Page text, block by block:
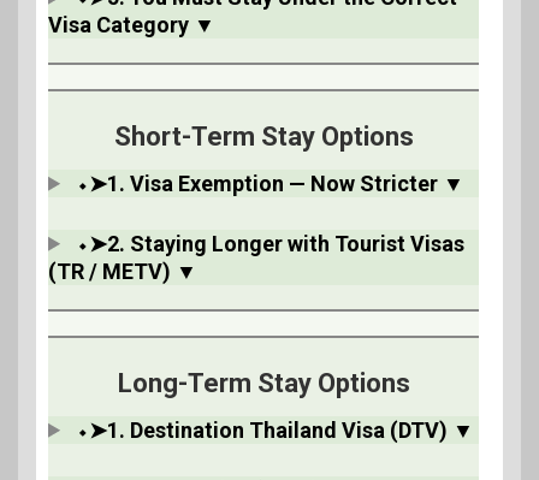
Visa Category ▼
Short-Term Stay Options
⬩➤1. Visa Exemption — Now Stricter ▼
⬩➤2. Staying Longer with Tourist Visas
(TR / METV) ▼
Long-Term Stay Options
⬩➤1. Destination Thailand Visa (DTV) ▼